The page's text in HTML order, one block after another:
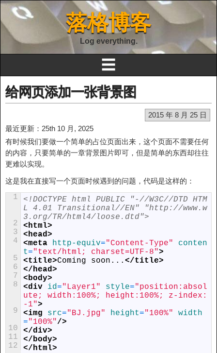
落格博客
Log everything.
☰
给网页添加一张背景图
2015 年 8 月 25 日
最近更新：25th 10 月, 2025
有时候我们要做一个简单的占位页面出来，这个页面不需要任何
的内容，只要简单的一章背景图片即可，但是简单的东西却往往
更难以实现。
这是我在直接写一个页面时候遇到的问题，代码是这样的：
1
2
3
4
5
6
7
8
9
10
11
12
<!DOCTYPE html PUBLIC "-//W3C//DTD HTM
L 4.01 Transitional//EN" "http://www.w
3.org/TR/html4/loose.dtd">
<html>
<head>
<meta http-equiv="Content-Type"
conten
t="text/html; charset=UTF-8">
<title>Coming soon... </title>
</head>
<body>
<div id="Layer1" style="position:absol
ute; width:100%; height:100%; z-index:
-1">
<img src="BJ.jpg" height="100%"
width
="100%"/>
</div>
</body>
</html>